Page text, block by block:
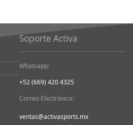
Soporte Activa
Whatsapp:
+52 (669) 420 4325
Correo Electrónico:
ventas@activasports.mx